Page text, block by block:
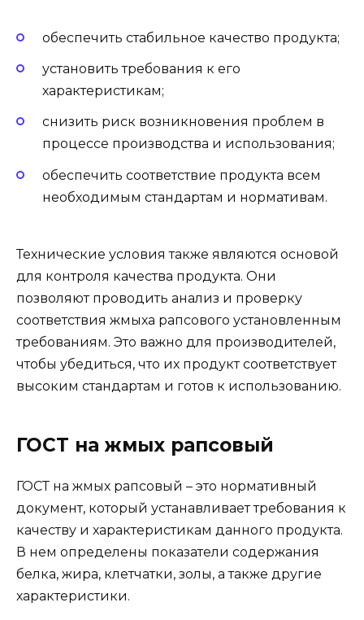
обеспечить стабильное качество продукта;
установить требования к его
характеристикам;
снизить риск возникновения проблем в
процессе производства и использования;
обеспечить соответствие продукта всем
необходимым стандартам и нормативам.
Технические условия также являются основой
для контроля качества продукта. Они
позволяют проводить анализ и проверку
соответствия жмыха рапсового установленным
требованиям. Это важно для производителей,
чтобы убедиться, что их продукт соответствует
высоким стандартам и готов к использованию.
ГОСТ на жмых рапсовый
ГОСТ на жмых рапсовый – это нормативный
документ, который устанавливает требования к
качеству и характеристикам данного продукта.
В нем определены показатели содержания
белка, жира, клетчатки, золы, а также другие
характеристики.